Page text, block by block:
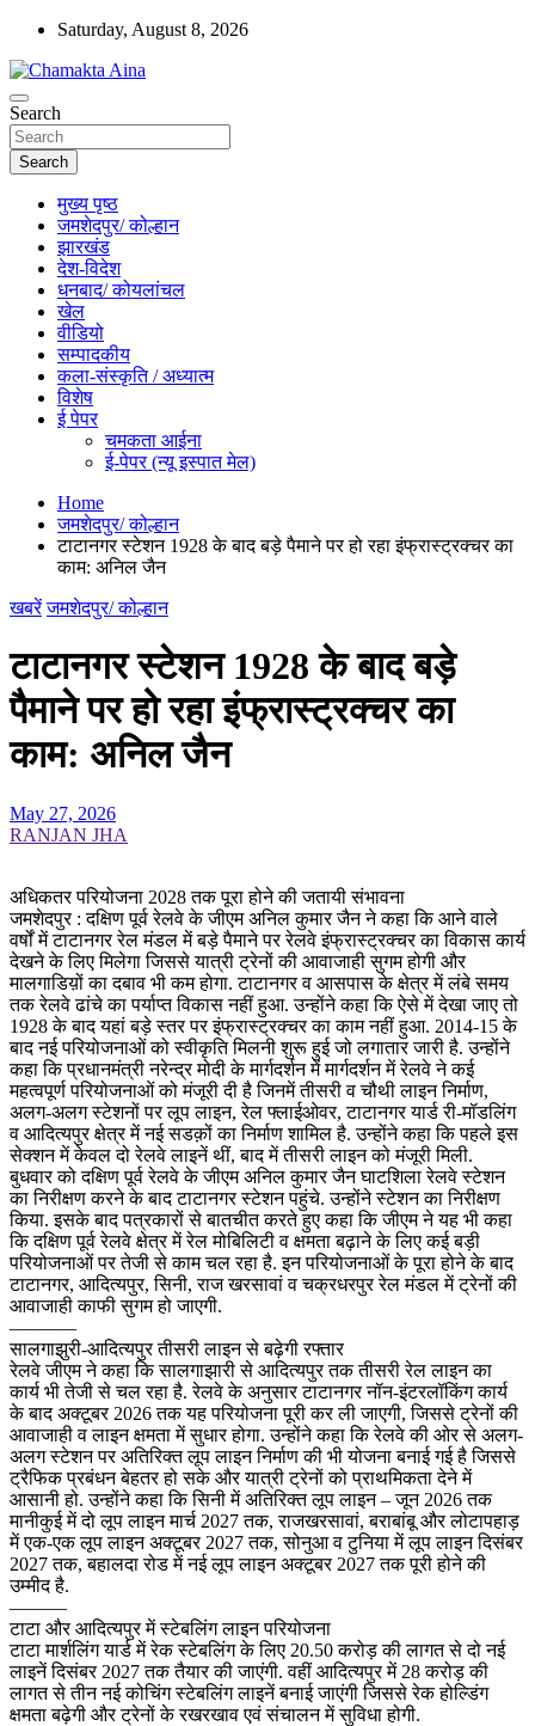
Skip
content
Saturday, August 8, 2026
Chamakta Aina
Hindi News Paper – Jharkhand
Search
Search
मुख्य पृष्ठ
जमशेदपुर/ कोल्हान
झारखंड
देश-विदेश
धनबाद/ कोयलांचल
खेल
वीडियो
सम्पादकीय
कला-संस्कृति / अध्यात्म
विशेष
ई पेपर
चमकता आईना
ई-पेपर (न्यू इस्पात मेल)
Home
जमशेदपुर/ कोल्हान
टाटानगर स्टेशन 1928 के बाद बड़े पैमाने पर हो रहा इंफ्रास्ट्रक्चर का
काम: अनिल जैन
खबरें जमशेदपुर/ कोल्हान
टाटानगर स्टेशन 1928 के बाद बड़े
पैमाने पर हो रहा इंफ्रास्ट्रक्चर का
काम: अनिल जैन
May 27, 2026
RANJAN JHA
अधिकतर परियोजना 2028 तक पूरा होने की जतायी संभावना
जमशेदपुर : दक्षिण पूर्व रेलवे के जीएम अनिल कुमार जैन ने कहा कि आने वाले
वर्षों में टाटानगर रेल मंडल में बड़े पैमाने पर रेलवे इंफ्रास्ट्रक्चर का विकास कार्य
देखने के लिए मिलेगा जिससे यात्री ट्रेनों की आवाजाही सुगम होगी और
मालगाडिय़ों का दबाव भी कम होगा. टाटानगर व आसपास के क्षेत्र में लंबे समय
तक रेलवे ढांचे का पर्याप्त विकास नहीं हुआ. उन्होंने कहा कि ऐसे में देखा जाए तो
1928 के बाद यहां बड़े स्तर पर इंफ्रास्ट्रक्चर का काम नहीं हुआ. 2014-15 के
बाद नई परियोजनाओं को स्वीकृति मिलनी शुरू हुई जो लगातार जारी है. उन्होंने
कहा कि प्रधानमंत्री नरेन्द्र मोदी के मार्गदर्शन में मार्गदर्शन में रेलवे ने कई
महत्वपूर्ण परियोजनाओं को मंजूरी दी है जिनमें तीसरी व चौथी लाइन निर्माण,
अलग-अलग स्टेशनों पर लूप लाइन, रेल फ्लाईओवर, टाटानगर यार्ड री-मॉडलिंग
व आदित्यपुर क्षेत्र में नई सडक़ों का निर्माण शामिल है. उन्होंने कहा कि पहले इस
सेक्शन में केवल दो रेलवे लाइनें थीं, बाद में तीसरी लाइन को मंजूरी मिली.
बुधवार को दक्षिण पूर्व रेलवे के जीएम अनिल कुमार जैन घाटशिला रेलवे स्टेशन
का निरीक्षण करने के बाद टाटानगर स्टेशन पहुंचे. उन्होंने स्टेशन का निरीक्षण
किया. इसके बाद पत्रकारों से बातचीत करते हुए कहा कि जीएम ने यह भी कहा
कि दक्षिण पूर्व रेलवे क्षेत्र में रेल मोबिलिटी व क्षमता बढ़ाने के लिए कई बड़ी
परियोजनाओं पर तेजी से काम चल रहा है. इन परियोजनाओं के पूरा होने के बाद
टाटानगर, आदित्यपुर, सिनी, राज खरसावां व चक्रधरपुर रेल मंडल में ट्रेनों की
आवाजाही काफी सुगम हो जाएगी.
———–
सालगाझुरी-आदित्यपुर तीसरी लाइन से बढ़ेगी रफ्तार
रेलवे जीएम ने कहा कि सालगाझारी से आदित्यपुर तक तीसरी रेल लाइन का
कार्य भी तेजी से चल रहा है. रेलवे के अनुसार टाटानगर नॉन-इंटरलॉकिंग कार्य
के बाद अक्टूबर 2026 तक यह परियोजना पूरी कर ली जाएगी, जिससे ट्रेनों की
आवाजाही व लाइन क्षमता में सुधार होगा. उन्होंने कहा कि रेलवे की ओर से अलग-
अलग स्टेशन पर अतिरिक्त लूप लाइन निर्माण की भी योजना बनाई गई है जिससे
ट्रैफिक प्रबंधन बेहतर हो सके और यात्री ट्रेनों को प्राथमिकता देने में
आसानी हो. उन्होंने कहा कि सिनी में अतिरिक्त लूप लाइन – जून 2026 तक
मानीकुई में दो लूप लाइन मार्च 2027 तक, राजखरसावां, बराबांबू और लोटापहाड़
में एक-एक लूप लाइन अक्टूबर 2027 तक, सोनुआ व टुनिया में लूप लाइन दिसंबर
2027 तक, बहालदा रोड में नई लूप लाइन अक्टूबर 2027 तक पूरी होने की
उम्मीद है.
———
टाटा और आदित्यपुर में स्टेबलिंग लाइन परियोजना
टाटा मार्शलिंग यार्ड में रेक स्टेबलिंग के लिए 20.50 करोड़ की लागत से दो नई
लाइनें दिसंबर 2027 तक तैयार की जाएंगी. वहीं आदित्यपुर में 28 करोड़ की
लागत से तीन नई कोचिंग स्टेबलिंग लाइनें बनाई जाएंगी जिससे रेक होल्डिंग
क्षमता बढ़ेगी और ट्रेनों के रखरखाव एवं संचालन में सुविधा होगी.